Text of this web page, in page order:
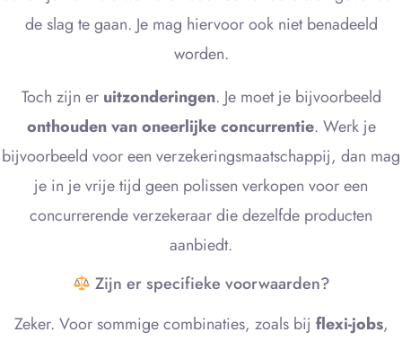
de slag te gaan. Je mag hiervoor ook niet benadeeld
worden.
Toch zijn er uitzonderingen. Je moet je bijvoorbeeld
onthouden van oneerlijke concurrentie. Werk je
bijvoorbeeld voor een verzekeringsmaatschappij, dan mag
je in je vrije tijd geen polissen verkopen voor een
concurrerende verzekeraar die dezelfde producten
aanbiedt.
Zijn er specifieke voorwaarden?
Zeker. Voor sommige combinaties, zoals bij flexi-jobs,